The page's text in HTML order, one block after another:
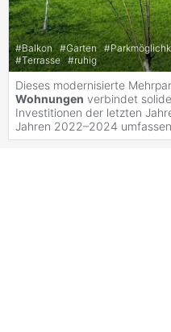
#Balkon #Garten #
#Terrasse #ruhig
Dieses modernisierte
Wohnungen verbindet
Investitionen der letzten
Jahren 2022–2024